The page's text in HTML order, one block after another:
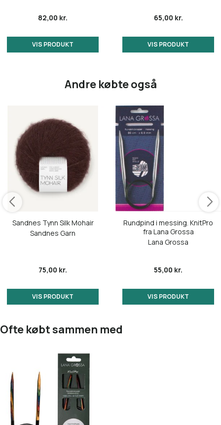
82,00 kr.
VIS PRODUKT
65,00 kr.
VIS PRODUKT
Andre købte også
Sandnes Tynn Silk Mohair
Sandnes Garn
75,00 kr.
VIS PRODUKT
Rundpind i messing. KnitPro
fra Lana Grossa
Lana Grossa
55,00 kr.
VIS PRODUKT
Ofte købt sammen med